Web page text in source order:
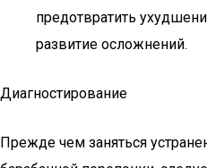
предотвратить
развитие осложнений.
Диагностирование
Прежде чем заняться